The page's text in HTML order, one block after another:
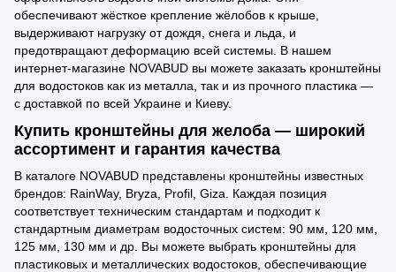
обеспечивают жёсткое крепление жёлобов к крыше,
выдерживают нагрузку от дождя, снега и льда, и
предотвращают деформацию всей системы. В нашем
интернет-магазине NOVABUD вы можете заказать кронштейны
для водостоков как из металла, так и из прочного пластика —
с доставкой по всей Украине и Киеву.
Купить кронштейны для желоба — широкий
ассортимент и гарантия качества
В каталоге NOVABUD представлены кронштейны известных
брендов: RainWay, Bryza, Profil, Giza. Каждая позиция
соответствует техническим стандартам и подходит к
стандартным диаметрам водосточных систем: 90 мм, 120 мм,
125 мм, 130 мм и др. Вы можете выбрать кронштейны для
пластиковых и металлических водостоков, обеспечивающие